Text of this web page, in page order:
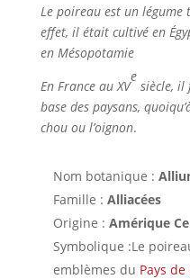
Le poireau est un légume
effet, il était cultivé en
en Mésopotamie
En France auXV
e
siècle, il
base des paysans,
chou ou l’oignon.
Nom botanique :
Famille : Alliacées
Origine : Amérique
Symbolique :Le
emblèmes du Pays de